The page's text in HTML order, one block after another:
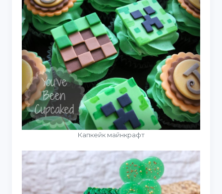
Капкейк майнкрафт